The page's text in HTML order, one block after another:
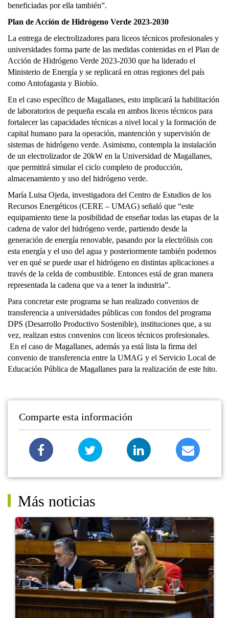
beneficiadas por ella también”.
Plan de Acción de Hidrógeno Verde 2023-2030
La entrega de electrolizadores para liceos técnicos profesionales y
universidades forma parte de las medidas contenidas en el Plan de
Acción de Hidrógeno Verde 2023-2030 que ha liderado el
Ministerio de Energía y se replicará en otras regiones del país
como Antofagasta y Biobío.
En el caso específico de Magallanes, esto implicará la habilitación
de laboratorios de pequeña escala en ambos liceos técnicos para
fortalecer las capacidades técnicas a nivel local y la formación de
capital humano para la operación, mantención y supervisión de
sistemas de hidrógeno verde. Asimismo, contempla la instalación
de un electrolizador de 20kW en la Universidad de Magallanes,
que permitirá simular el ciclo completo de producción,
almacenamiento y uso del hidrógeno verde.
María Luisa Ojeda, investigadora del Centro de Estudios de los
Recursos Energéticos (CERE – UMAG) señaló que “este
equipamiento tiene la posibilidad de enseñar todas las etapas de la
cadena de valor del hidrógeno verde, partiendo desde la
generación de energía renovable, pasando por la electrólisis con
esta energía y el uso del agua y posteriormente también podemos
ver en qué se puede usar el hidrógeno en distintas aplicaciones a
través de la celda de combustible. Entonces está de gran manera
representada la cadena que va a tener la industria”.
Para concretar este programa se han realizado convenios de
transferencia a universidades públicas con fondos del programa
DPS (Desarrollo Productivo Sostenible), instituciones que, a su
vez, realizan estos convenios con liceos técnicos profesionales.
En el caso de Magallanes, además ya está lista la firma del
convenio de transferencia entre la UMAG y el Servicio Local de
Educación Pública de Magallanes para la realización de este hito.
Comparte esta información
Más noticias